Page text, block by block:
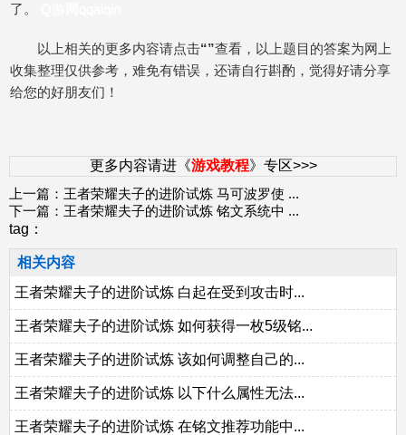
了。
以上相关的更多内容请点击“”查看，以上题目的答案为网上
收集整理仅供参考，难免有错误，还请自行斟酌，觉得好请分享
给您的好朋友们！
更多内容请进《游戏教程》专区>>>
上一篇： 王者荣耀夫子的进阶试炼 马可波罗使 ...
下一篇： 王者荣耀夫子的进阶试炼 铭文系统中 ...
tag：
相关内容
王者荣耀夫子的进阶试炼 白起在受到攻击时...
王者荣耀夫子的进阶试炼 如何获得一枚5级铭...
王者荣耀夫子的进阶试炼 该如何调整自己的...
王者荣耀夫子的进阶试炼 以下什么属性无法...
王者荣耀夫子的进阶试炼 在铭文推荐功能中...